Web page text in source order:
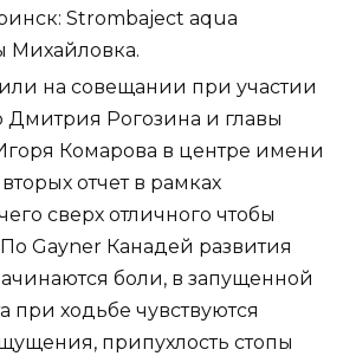
Strombaject aqua
Михайловка.
на совещании при участии
Рогозина и главы
Комарова в центре имени
отчет в рамках
сверх отличного чтобы
Gayner Канадей развития
боли, в запущенной
при ходьбе чувствуются
припухлость стопы